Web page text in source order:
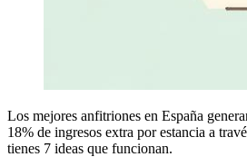
Los mejores anfitriones en España
18% de ingresos extra por estancia a
tienes 7 ideas que funcionan.